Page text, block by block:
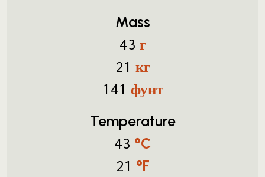
Mass
43 г
21 кг
141 фунт
Temperature
43 °C
21 °F